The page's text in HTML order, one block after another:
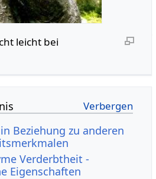
leicht bei
Beziehung zu anderen
Verderbtheit -
Eigenschaften